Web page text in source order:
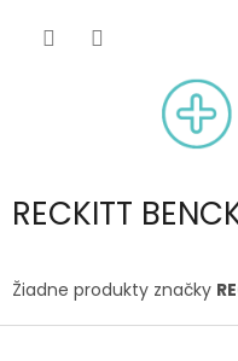
RECKITT
Žiadne produkty značky
Z